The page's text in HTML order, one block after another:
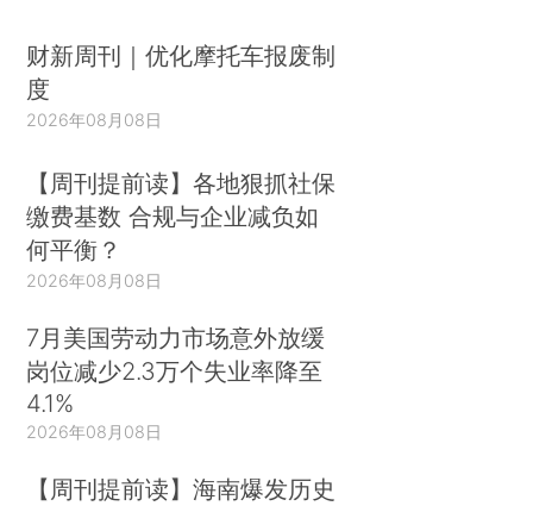
财新周刊｜优化摩托车报废制
度
2026年08月08日
【周刊提前读】各地狠抓社保
缴费基数 合规与企业减负如
何平衡？
2026年08月08日
7月美国劳动力市场意外放缓
岗位减少2.3万个失业率降至
4.1%
2026年08月08日
【周刊提前读】海南爆发历史